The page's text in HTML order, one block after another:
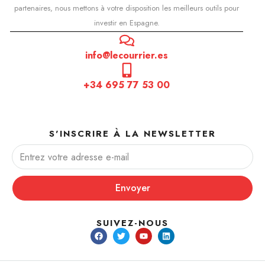
partenaires, nous mettons à votre disposition les meilleurs outils pour
investir en Espagne.
info@lecourrier.es
+34 695 77 53 00
S'INSCRIRE À LA NEWSLETTER
Envoyer
SUIVEZ-NOUS